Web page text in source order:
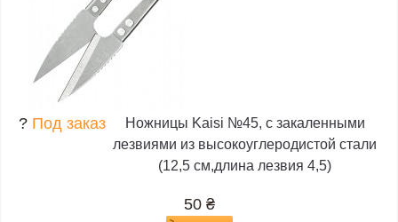
? Под заказ
Ножницы Kaisi №45, с закаленными
лезвиями из высокоуглеродистой стали
(12,5 см,длина лезвия 4,5)
50 ₴